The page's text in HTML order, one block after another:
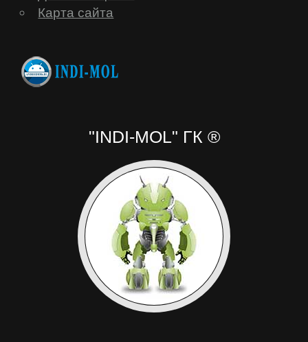
Карта сайта
"INDI-MOL" ГК ®